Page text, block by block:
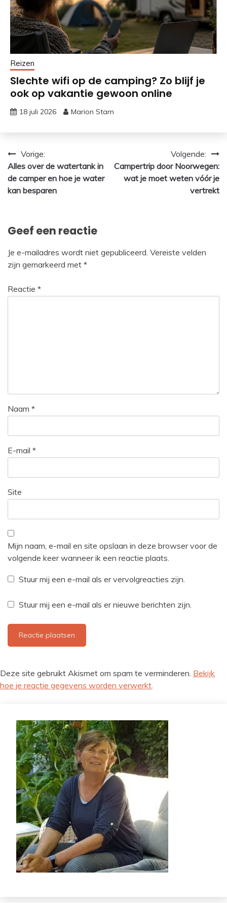
Reizen
Slechte wifi op de camping? Zo blijf je
ook op vakantie gewoon online
18 juli 2026 Marion Stam
Bericht
navigatie
Vorige:
Alles over de watertank in
de camper en hoe je water
kan besparen
Volgende:
Campertrip door Noorwegen:
wat je moet weten vóór je
vertrekt
Geef een reactie
Je e-mailadres wordt niet gepubliceerd. Vereiste velden
zijn gemarkeerd met *
Reactie *
Naam *
E-mail *
Site
Mijn naam, e-mail en site opslaan in deze browser voor de
volgende keer wanneer ik een reactie plaats.
Stuur mij een e-mail als er vervolgreacties zijn.
Stuur mij een e-mail als er nieuwe berichten zijn.
Deze site gebruikt Akismet om spam te verminderen. Bekijk
hoe je reactie gegevens worden verwerkt.